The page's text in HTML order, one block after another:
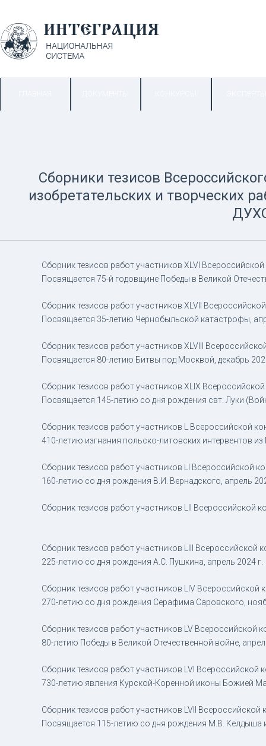
Сборники тезисов
изобретательских и творческих
Сборник тезисов работ участников XLVI
Посвящается 75-й годовщине Победы в Великой
Сборник тезисов работ участников XLVII
Посвящается 35-летию Чернобыльской катастрофы,
Сборник тезисов работ участников XLVIII
Посвящается 80-летию Битвы под Москвой, декабрь
Сборник тезисов работ участников XLIX
Посвящается 145-летию со дня рождения свт. Луки
Сборник тезисов работ участников L Всероссийской
410-летию изгнания польско-литовских интервентов
Сборник тезисов работ участников LI Всероссийской
160-летию со дня рождения В.И. Вернадского, апрель
Сборник тезисов работ участников LII Всероссийской
Сборник тезисов работ участников LIII
225-летию со дня рождения А.С. Пушкина, апрель 2024 г.
Сборник тезисов работ участников LIV
270-летию со дня рождения Серафима Саровского,
Сборник тезисов работ участников LV
80-летию Победы в Великой Отечественной войне,
Сборник тезисов работ участников LVI
730-летию явления Курской-Коренной иконы Божией
Сборник тезисов работ участников LVII
Посвящается 115-летию со дня рождения М.В. Келдыша